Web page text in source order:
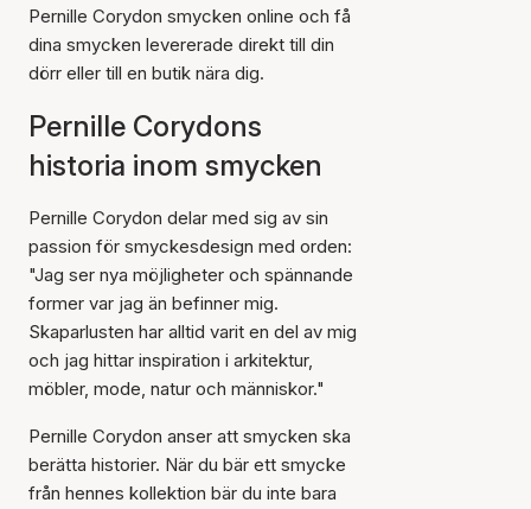
Pernille Corydon smycken online och få
dina smycken levererade direkt till din
dörr eller till en butik nära dig.
Pernille Corydons
historia inom smycken
Pernille Corydon delar med sig av sin
passion för smyckesdesign med orden:
"Jag ser nya möjligheter och spännande
former var jag än befinner mig.
Skaparlusten har alltid varit en del av mig
och jag hittar inspiration i arkitektur,
möbler, mode, natur och människor."
Pernille Corydon anser att smycken ska
berätta historier. När du bär ett smycke
från hennes kollektion bär du inte bara